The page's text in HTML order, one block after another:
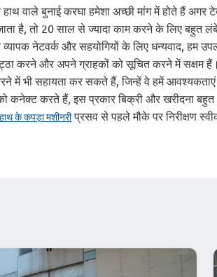
वाले बुनाई करघा हमेशा अच्छी मांग में होते हैं अगर
है, तो 20 साल से ज्यादा काम करने के लिए
व्यापक नेटवर्क और सहयोगियों के लिए धन्यवाद, हम
करने और अपने ग्राहकों को सूचित करने में सक्षम
में भी सहायता कर सकते हैं, जिन्हें वे हमें
कनेक्ट करते हैं, इस प्रकार बिक्री और खरीदना
के कपड़ा मशीनरीप्रसव से पहले मौके पर निरीक्षण